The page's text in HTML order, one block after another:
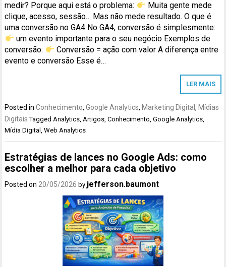
medir? Porque aqui está o problema:
Muita gente mede
clique, acesso, sessão… Mas não mede resultado. O que é
uma conversão no GA4 No GA4, conversão é simplesmente:
um evento importante para o seu negócio Exemplos de
conversão:
Conversão = ação com valor A diferença entre
evento e conversão Esse é…
LER MAIS
Posted inConhecimento,Google Analytics, Marketing Digital, Mídias
Digitais TaggedAnalytics,Artigos,Conhecimento,Google Analytics,
Mídia Digital,Web Analytics
Estratégias de lances no Google Ads: como
escolher a melhor para cada objetivo
Posted on 20/05/2026 by jefferson.baumont